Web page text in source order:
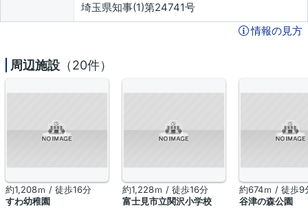
埼玉県知事(1)第24741号
情報の見方
周辺施設 （20件）
約1,208ｍ / 徒歩16分
すわ幼稚園
約1,228ｍ / 徒歩16分
富士見市立関沢小学校
約674ｍ / 徒歩9
谷津の森公園